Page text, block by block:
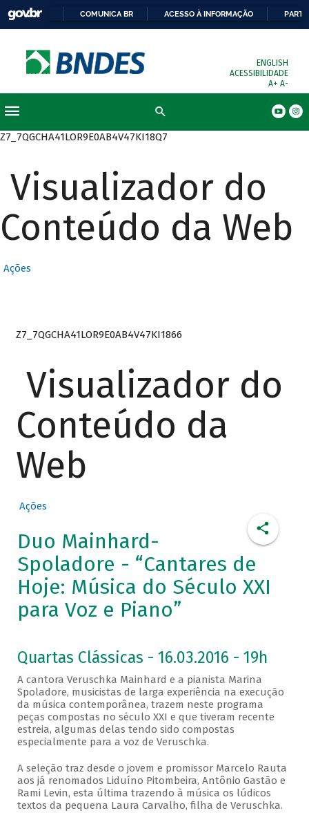
COMUNICA BR ACESSO À INFORMAÇÃO
ENGLISH
ACESSIBILIDADE
A+ A-
Z7_7QGCHA41LOR9E0AB4V47KI18Q7
Visualizador do
Conteúdo da Web
Ações
Z7_7QGCHA41LOR9E0AB4V47KI1866
Visualizador do
Conteúdo da
Web
Ações
Duo Mainhard-
Spoladore - “Cantares de
Hoje: Música do Século XXI
para Voz e Piano”
Quartas Clássicas - 16.03.2016 - 19h
A cantora Veruschka Mainhard e a pianista Marina
Spoladore, musicistas de larga experiência na execução
da música contemporânea, trazem neste programa
peças compostas no século XXI e que tiveram recente
estreia, algumas delas tendo sido compostas
especialmente para a voz de Veruschka.
A seleção traz desde o jovem e promissor Marcelo Rauta
aos já renomados Liduíno Pitombeira, Antônio Gastão e
Rami Levin, esta última trazendo à música os lúdicos
textos da pequena Laura Carvalho, filha de Veruschka.